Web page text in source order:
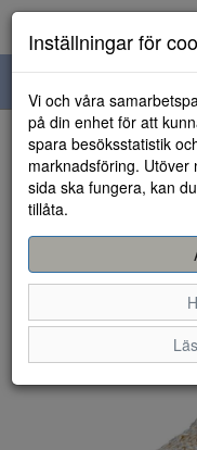
navigation
HEM
Inställningar för
Vi och våra
på din enhet för att
spara besöksstatistik
marknadsföring.
sida ska fungera, kan
tillåta.